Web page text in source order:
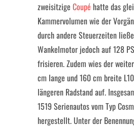
zweisitzige Coupé hatte das
Kammervolumen wie der
durch andere Steuerzeiten
Wankelmotor jedoch auf 128
frisieren. Zudem wies der
cm lange und 160 cm breite
längeren Radstand auf.
1519 Serienautos vom Typ
hergestellt. Unter der